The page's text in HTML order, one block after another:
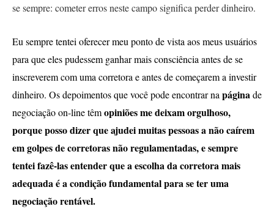
se sempre: cometer erros neste campo significa perder dinheiro.
Eu sempre tentei oferecer meu ponto de vista aos meus usuários
para que eles pudessem ganhar mais consciência antes de se
inscreverem com uma corretora e antes de começarem a investir
dinheiro. Os depoimentos que você pode encontrar napáginade
negociação on-line têmopiniões me deixam orgulhoso,
porque posso dizer que ajudei muitas pessoas a não caírem
em golpes de corretoras não regulamentadas, e sempre
tentei fazê-las entender que a escolha da corretora mais
adequada é a condição fundamental para se ter uma
negociação rentável.